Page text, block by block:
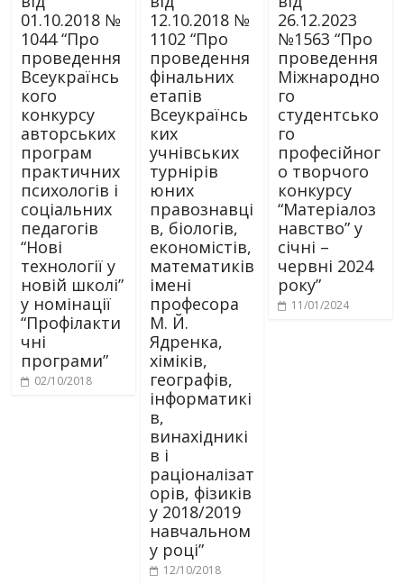
01.10.2018 №
1044 “Про
проведення
Всеукраїнсь
кого
конкурсу
авторських
програм
практичних
психологів і
соціальних
педагогів
“Нові
технології у
новій школі”
у номінації
“Профілакти
чні
програми”
02/10/2018
12.10.2018 №
1102 “Про
проведення
фінальних
етапів
Всеукраїнсь
ких
учнівських
турнірів
юних
правознавці
в, біологів,
економістів,
математиків
імені
професора
М. Й.
Ядренка,
хіміків,
географів,
інформатикі
в,
винахідникі
в і
раціоналізат
орів, фізиків
у 2018/2019
навчальном
у році”
12/10/2018
26.12.2023
№1563 “Про
проведення
Міжнародно
го
студентсько
го
професійног
о творчого
конкурсу
“Матеріалоз
навство” у
січні –
червні 2024
року”
11/01/2024